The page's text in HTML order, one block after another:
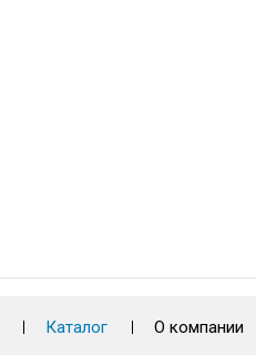
Каталог О компании